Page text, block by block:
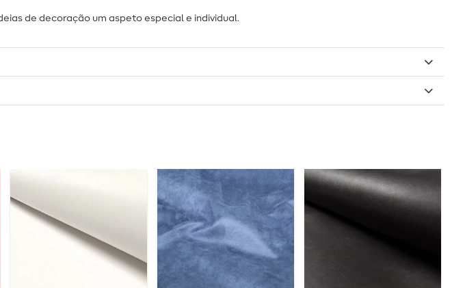
de decoração um aspeto especial e individual.